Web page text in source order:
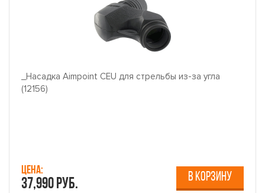
_Насадка Aimpoint CEU для стрельбы из-за угла
(12156)
Цена:
37,990 руб. В КОРЗИНУ